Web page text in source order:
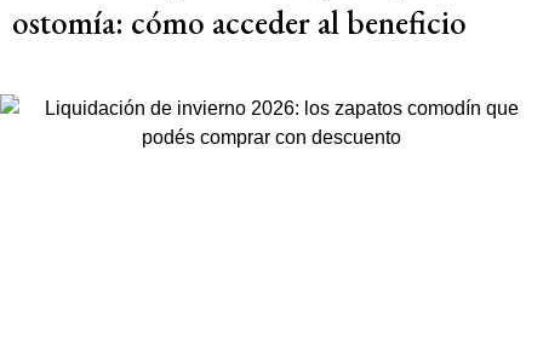
ostomía: cómo acceder al beneficio